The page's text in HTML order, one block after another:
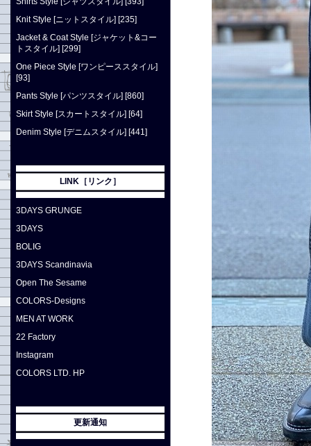
Knit Style [ニットスタイル] [235]
Jacket & Coat Style [ジャケット&コー
トスタイル] [299]
One Piece Style [ワンピーススタイル]
[93]
Pants Style [パンツスタイル] [860]
Skirt Style [スカートスタイル] [64]
Denim Style [デニムスタイル] [441]
LINK［リンク］
3DAYS GRUNGE
3DAYS
BOLIG
3DAYS Scandinavia
Open The Sesame
COLORS-Designs
MEN AT WORK
22 Factory
Instagram
COLORS LTD. HP
更新通知